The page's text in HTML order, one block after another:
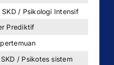
/ Psikologi Intensif
Prediktif
/ Psikotes sistem